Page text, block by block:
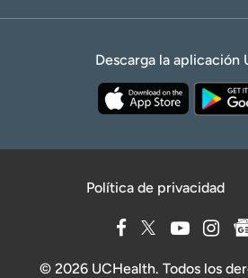
Descarga la aplicación
Política de privacidad
© 2026 UCHealth. Todos los